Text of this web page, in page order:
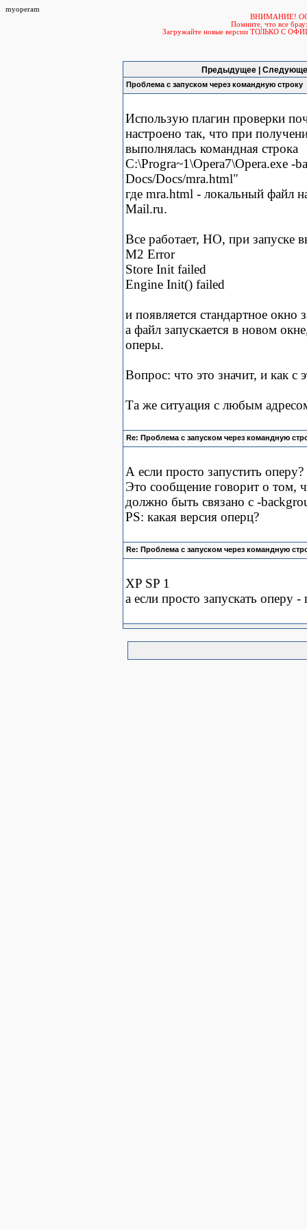
myoperam
ВНИМАНИЕ!
Помните, что все
Загружайте новые версии ТОЛЬКО С
Предыдущее |
Проблема с запуском через командную строку
Использую плагин проверки
настроено так, что при
выполнялась командная строка
C:\Progra~1\Opera7\Opera.exe -
Docs/Docs/mra.html"
где mra.html - локальный файл
Mail.ru.
Все работает, НО, при запуске
M2 Error
Store Init failed
Engine Init() failed
и появляется стандартное окно
а файл запускается в новом
оперы.
Вопрос: что это значит, и как с
Та же ситуация с любым
Re: Проблема с запуском через командную
А если просто запустить оперу?
Это сообщение говорит о том,
должно быть связано с -
PS: какая версия оперц?
Re: Проблема с запуском через командную
XP SP 1
а если просто запускать оперу